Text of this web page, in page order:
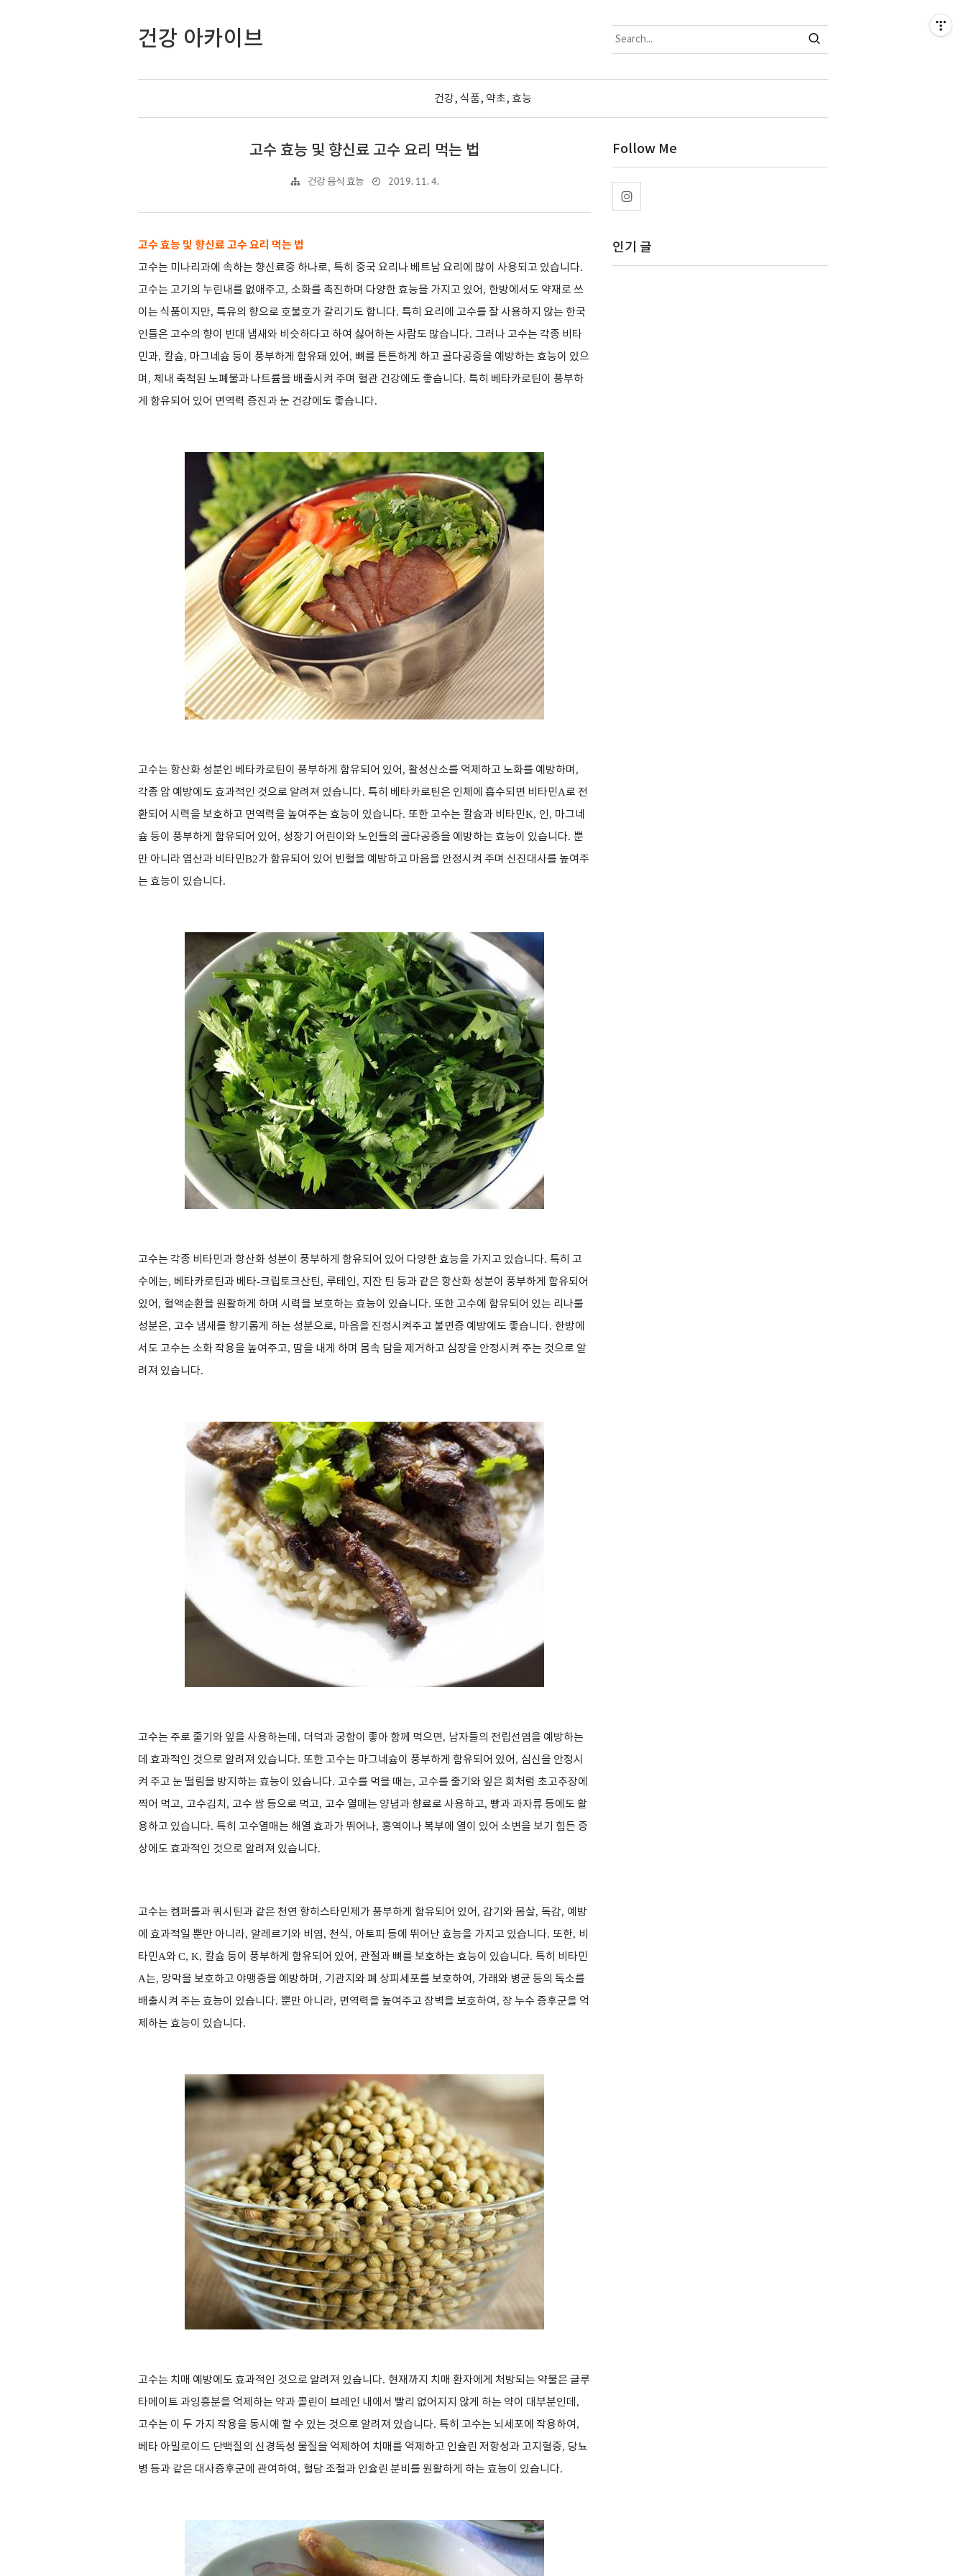
건강 아카이브
건강, 식품, 약초, 효능
고수 효능 및 향신료 고수 요리 먹는 법
건강 음식 효능 2019. 11. 4.
고수 효능 및 향신료 고수 요리 먹는 법
고수는 미나리과에 속하는 향신료중 하나로, 특히 중국 요리나 베트남 요리에 많이 사용되고 있습니다.
고수는 고기의 누린내를 없애주고, 소화를 촉진하며 다양한 효능을 가지고 있어 , 한방에서도 약재로 쓰
이는 식품이지만, 특유의 향으로 호불호가 갈리기도 합니다. 특히 요리에 고수를 잘 사용하지 않는 한국
인들은 고수의 향이 빈대 냄새와 비슷하다고 하여 싫어하는 사람도 많습니다. 그러나 고수는 각종 비타
민과, 칼슘, 마그네슘 등이 풍부하게 함유돼 있어 , 뼈를 튼튼하게 하고 골다공증을 예방하는 효능이 있으
며 , 체내 축척된 노폐물과 나트륨을 배출시켜 주며 혈관 건강에도 좋습니다. 특히 베타카로틴이 풍부하
게 함유되어 있어 면역력 증진과 눈 건강에도 좋습니다.
고수는 항산화 성분인 베타카로틴이 풍부하게 함유되어 있어 , 활성산소를 억제하고 노화를 예방하며 ,
각종 암 예방에도 효과적인 것으로 알려져 있습니다. 특히 베타카로틴은 인체에 흡수되면 비타민A로 전
환되어 시력을 보호하고 면역력을 높여주는 효능이 있습니다. 또한 고수는 칼슘과 비타민K, 인, 마그네
슘 등이 풍부하게 함유되어 있어 , 성장기 어린이와 노인들의 골다공증을 예방하는 효능이 있습니다. 뿐
만 아니라 엽산과 비타민B2가 함유되어 있어 빈혈을 예방하고 마음을 안정시켜 주며 신진대사를 높여주
는 효능이 있습니다.
고수는 각종 비타민과 항산화 성분이 풍부하게 함유되어 있어 다양한 효능을 가지고 있습니다. 특히 고
수에는, 베타카로틴과 베타-크립토크산틴, 루테인, 지잔 틴 등과 같은 항산화 성분이 풍부하게 함유되어
있어 , 혈액순환을 원활하게 하며 시력을 보호하는 효능이 있습니다. 또한 고수에 함유되어 있는 리나룰
성분은, 고수 냄새를 향기롭게 하는 성분으로, 마음을 진정시켜주고 불면증 예방에도 좋습니다. 한방에
서도 고수는 소화 작용을 높여주고, 땀을 내게 하며 몸속 담을 제거하고 심장을 안정시켜 주는 것으로 알
려져 있습니다.
고수는 주로 줄기와 잎을 사용하는데 , 더덕과 궁함이 좋아 함께 먹으면, 남자들의 전립선염을 예방하는
데 효과적인 것으로 알려져 있습니다. 또한 고수는 마그네슘이 풍부하게 함유되어 있어 , 심신을 안정시
켜 주고 눈 떨림을 방지하는 효능이 있습니다. 고수를 먹을 때는, 고수를 줄기와 잎은 회처럼 초고추장에
찍어 먹고, 고수김치 , 고수 쌈 등으로 먹고, 고수 열매는 양념과 향료로 사용하고, 빵과 과자류 등에도 활
용하고 있습니다. 특히 고수열매는 해열 효과가 뛰어나, 홍역이나 복부에 열이 있어 소변을 보기 힘든 증
상에도 효과적인 것으로 알려져 있습니다.
고수는 켐퍼롤과 쿼시틴과 같은 천연 항히스타민제가 풍부하게 함유되어 있어 , 감기와 몸살, 독감, 예방
에 효과적일 뿐만 아니라, 알레르기와 비염, 천식, 아토피 등에 뛰어난 효능을 가지고 있습니다. 또한, 비
타민A와C, K, 칼슘 등이 풍부하게 함유되어 있어 , 관절과 뼈를 보호하는 효능이 있습니다. 특히 비타민
A는, 망막을 보호하고 야맹증을 예방하며 , 기관지와 폐 상피세포를 보호하여 , 가래와 병균 등의 독소를
배출시켜 주는 효능이 있습니다. 뿐만 아니라, 면역력을 높여주고 장벽을 보호하여 , 장 누수 증후군을 억
제하는 효능이 있습니다.
고수는 치매 예방에도 효과적인 것으로 알려져 있습니다. 현재까지 치매 환자에게 처방되는 약물은 글루
타메이트 과잉흥분을 억제하는 약과 콜린이 브레인 내에서 빨리 없어지지 않게 하는 약이 대부분인데 ,
고수는 이 두 가지 작용을 동시에 할 수 있는 것으로 알려져 있습니다. 특히 고수는 뇌세포에 작용하여 ,
베타 아밀로이드 단백질의 신경독성 물질을 억제하여 치매를 억제하고 인슐린 저항성과 고지혈증, 당뇨
병 등과 같은 대사증후군에 관여하여 , 혈당 조절과 인슐린 분비를 원활하게 하는 효능이 있습니다.
Follow Me
인기 글